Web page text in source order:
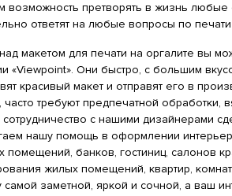
возможность претворять в жизнь
ответят на любые вопросы по печати
макетом для печати на оргалите вы
«Viewpoint». Они быстро, с большим
красивый макет и отправят его в
часто требуют предпечатной
сотрудничество с нашими дизайнерами
нашу помощь в оформлении
помещений, банков, гостиниц, салонов
жилых помещений, квартир,
самой заметной, яркой и сочной, а ваш